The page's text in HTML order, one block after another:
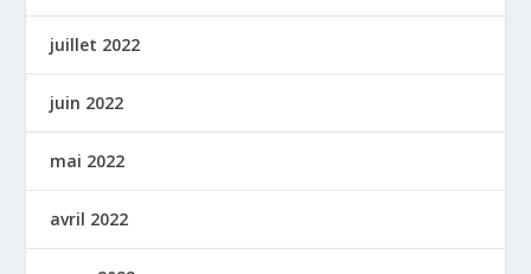
juillet 2022
juin 2022
mai 2022
avril 2022